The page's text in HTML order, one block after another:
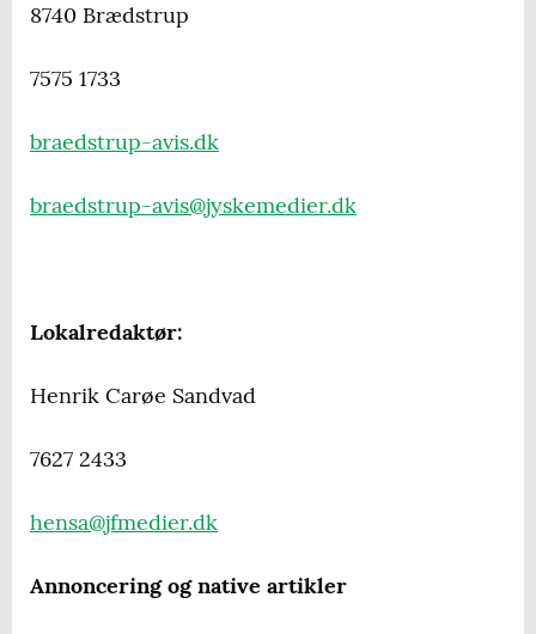
8740 Brædstrup
7575 1733
braedstrup-avis.dk
braedstrup-avis@jyskemedier.dk
Lokalredaktør:
Henrik Carøe Sandvad
7627 2433
hensa@jfmedier.dk
Annoncering og native artikler